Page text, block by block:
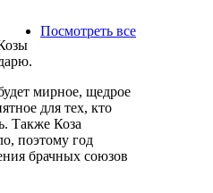
Посмотреть все
мирное, щедрое
для тех, кто
Также Коза
поэтому год
брачных союзов